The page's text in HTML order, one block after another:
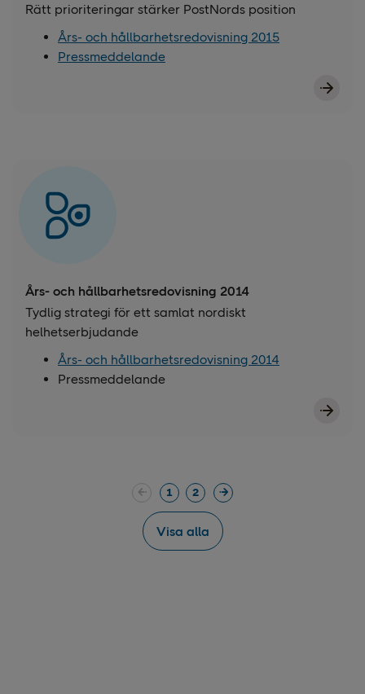
Rätt prioriteringar stärker PostNords position
Års- och hållbarhetsredovisning 2015
Pressmeddelande
Års- och hållbarhetsredovisning 2014
Tydlig strategi för ett samlat nordiskt
helhetserbjudande
Års- och hållbarhetsredovisning 2014
Pressmeddelande
1 2
Visa alla